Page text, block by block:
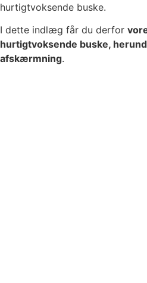
hurtigtvoksende buske.
I dette indlæg får du derfor
hurtigtvoksende buske,
afskærmning.